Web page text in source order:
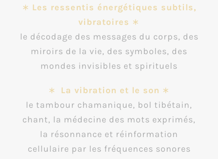
∗ Les ressentis énergétiques subtils,
vibratoires ∗
le décodage des messages du corps, des
miroirs de la vie, des symboles, des
mondes invisibles et spirituels
∗ La vibration et le son ∗
le tambour chamanique, bol tibétain,
chant, la médecine des mots exprimés,
la résonnance et réinformation
cellulaire par les fréquences sonores